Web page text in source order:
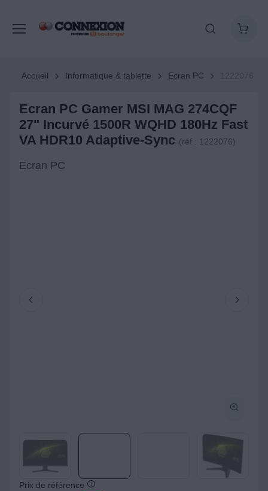
Accueil Informatique & tablette Ecran PC
Ecran PC Gamer MSI MAG 274CQF
27" Incurvé 1500R WQHD 180Hz Fast
VA HDR10 Adaptive-Sync (réf : 1222076)
Ecran PC
Prix de référence